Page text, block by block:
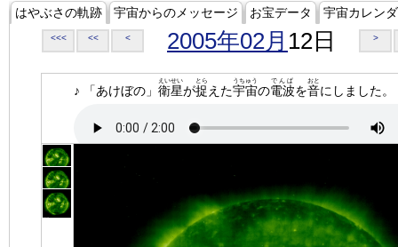
はやぶさの軌跡 宇宙からのメッセージ お宝データ 宇宙カレン
<<< << < 2005年02月 12日 >
♪ 「あけぼの」 衛星
えいせい
が捉
とら
えた宇宙
うちゅう
の電波
でんぱ
を音
おと
にしました。